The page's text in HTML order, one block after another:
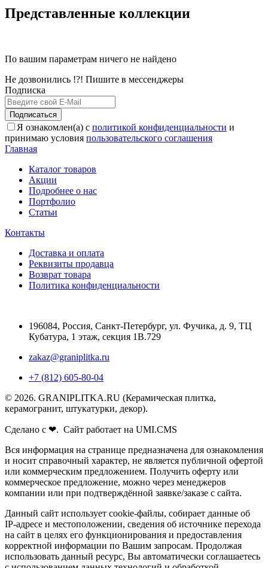
Представленные коллекции
По вашим параметрам ничего не найдено
Не дозвонились !?! Пишите в мессенджеры
Подписка
Подписаться
Я ознакомлен(а) с политикой конфиденциальности и
принимаю условия пользовательского соглашения
Главная
Каталог товаров
Акции
Подробнее о нас
Портфолио
Статьи
Контакты
Доставка и оплата
Реквизиты продавца
Возврат товара
Политика конфиденциальности
196084, Россия, Санкт-Петербург, ул. Фучика, д. 9, ТЦ
Кубатура, 1 этаж, секция 1В.729
zakaz@graniplitka.ru
+7 (812) 605-80-04
© 2026. GRANIPLITKA.RU (Керамическая плитка,
керамогранит, штукатурки, декор).
Сделано с ❤. Сайт работает на UMI.CMS
Вся информация на странице предназначена для ознакомления
и носит справочный характер, не является публичной офертой
или коммерческим предложением. Получить оферту или
коммерческое предложение, можно через менеджеров
компании или при подтверждённой заявке/заказе с сайта.
Данный сайт использует cookie-файлы, собирает данные об
IP-адресе и местоположении, сведения об источнике перехода
на сайт в целях его функционирования и предоставления
корректной информации по Вашим запросам. Продолжая
использовать данный ресурс, Вы автоматически соглашаетесь